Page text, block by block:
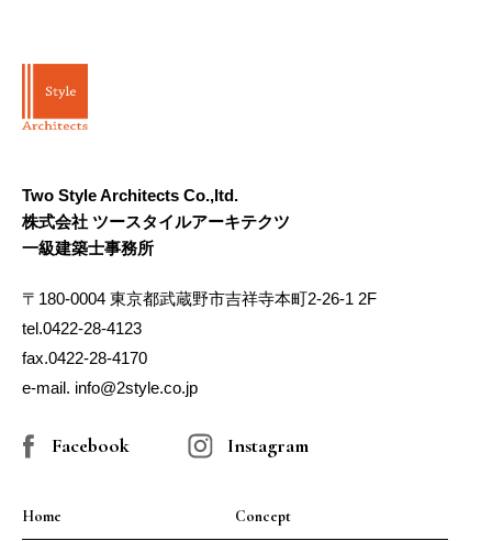
Two Style Architects Co.,ltd.
株式会社 ツースタイルアーキテクツ
一級建築士事務所
〒180-0004 東京都武蔵野市吉祥寺本町2-26-1 2F
tel.0422-28-4123
fax.0422-28-4170
e-mail. info@2style.co.jp
Facebook Instagram
Home Concept